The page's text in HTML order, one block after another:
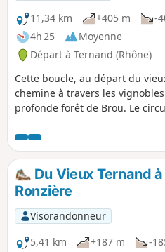
11,34 km
+405 m
-
4h 25
Moyenne
Départ à Ternand (Rhône)
Cette boucle, au départ du
chemine à travers les
profonde forêt de Brou. Le
sur des petites routes et des
beaux points de vue sur les
environnants, de Létra à Oingt.
Du Vieux Ternand
Ronzière
Visorandonneur
5,41 km
+187 m
-